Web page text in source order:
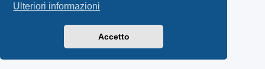
Ulteriori informazioni
Accetto